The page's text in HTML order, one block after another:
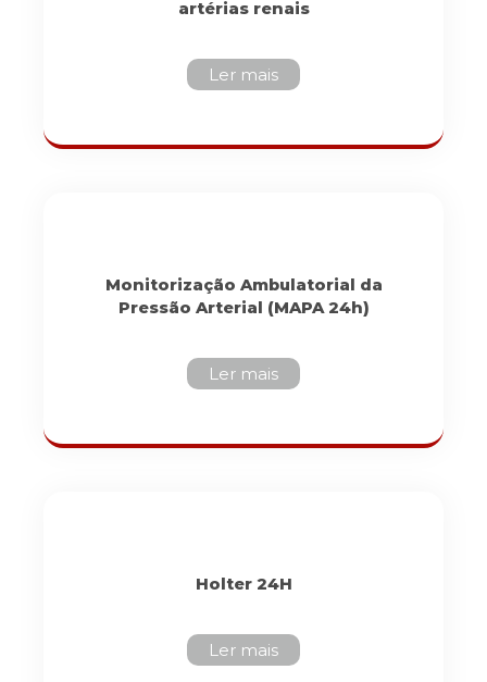
artérias renais
Ler mais
Monitorização Ambulatorial da
Pressão Arterial (MAPA 24h)
Ler mais
Holter 24H
Ler mais